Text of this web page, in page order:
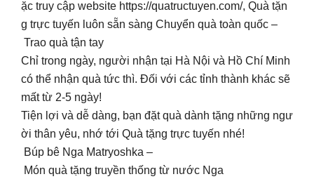
ặc truy cập website https://quatructuyen.com/, Quà tặn
g trực tuyến luôn sẵn sàng Chuyển quà toàn quốc –
Trao quà tận tay
Chỉ trong ngày, người nhận tại Hà Nội và Hồ Chí Minh
có thể nhận quà tức thì. Đối với các tỉnh thành khác sẽ
mất từ 2-5 ngày!
Tiện lợi và dễ dàng, bạn đặt quà dành tặng những ngư
ời thân yêu, nhớ tới Quà tặng trực tuyến nhé!
Búp bê Nga Matryoshka –
Món quà tặng truyền thống từ nước Nga